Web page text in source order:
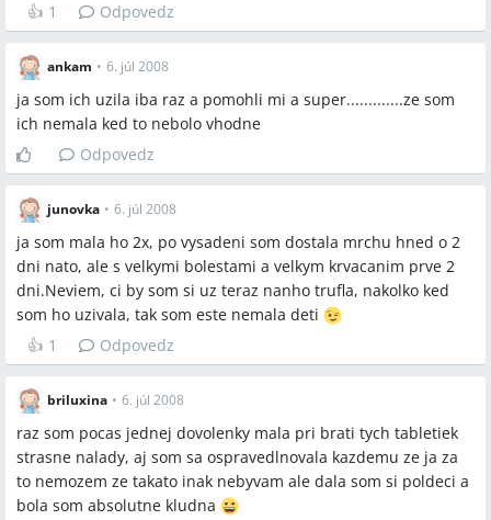
👍 1 Odpovedz
ankam • 6. júl 2008
ja som ich uzila iba raz a pomohli mi a super.............ze som
ich nemala ked to nebolo vhodne
Odpovedz
junovka • 6. júl 2008
ja som mala ho 2x, po vysadeni som dostala mrchu hned o 2
dni nato, ale s velkymi bolestami a velkym krvacanim prve 2
dni.Neviem, ci by som si uz teraz nanho trufla, nakolko ked
som ho uzivala, tak som este nemala deti
👍 1 Odpovedz
briluxina • 6. júl 2008
raz som pocas jednej dovolenky mala pri brati tych tabletiek
strasne nalady, aj som sa ospravedlnovala kazdemu ze ja za
to nemozem ze takato inak nebyvam ale dala som si poldeci a
bola som absolutne kludna